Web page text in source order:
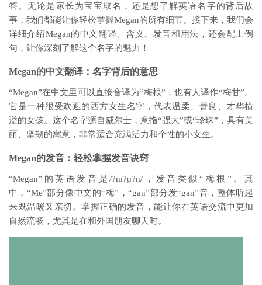
答。无论是家长为宝宝取名，还是想了解英语名字的背后故
事，我们都能让你轻松掌握Megan的所有细节。接下来，我们会
详细介绍Megan的中文翻译、含义、发音和用法，还会配上例
句，让你深刻了解这个名字的魅力！
Megan的中文翻译：名字背后的意思
“Megan”在中文里可以直接音译为“梅根”，也有人译作“梅甘”。
它是一种很受欢迎的西方女生名字，代表温柔、善良、才华横
溢的女孩。这个名字源自威尔士，意指“强大”或“珍珠”，具有美
丽、坚韧的寓意，非常适合充满活力和个性的小女生。
Megan的发音：轻松掌握发音诀窍
“Megan”的英语发音是/?m?ɡ?n/，发音类似“梅根”。其
中，“Me”部分像中文的“梅”，“gan”部分发“gan”音，整体听起
来既温暖又亲切。掌握正确的发音，能让你在英语交流中更加
自然流畅，尤其是在和外国朋友聊天时。